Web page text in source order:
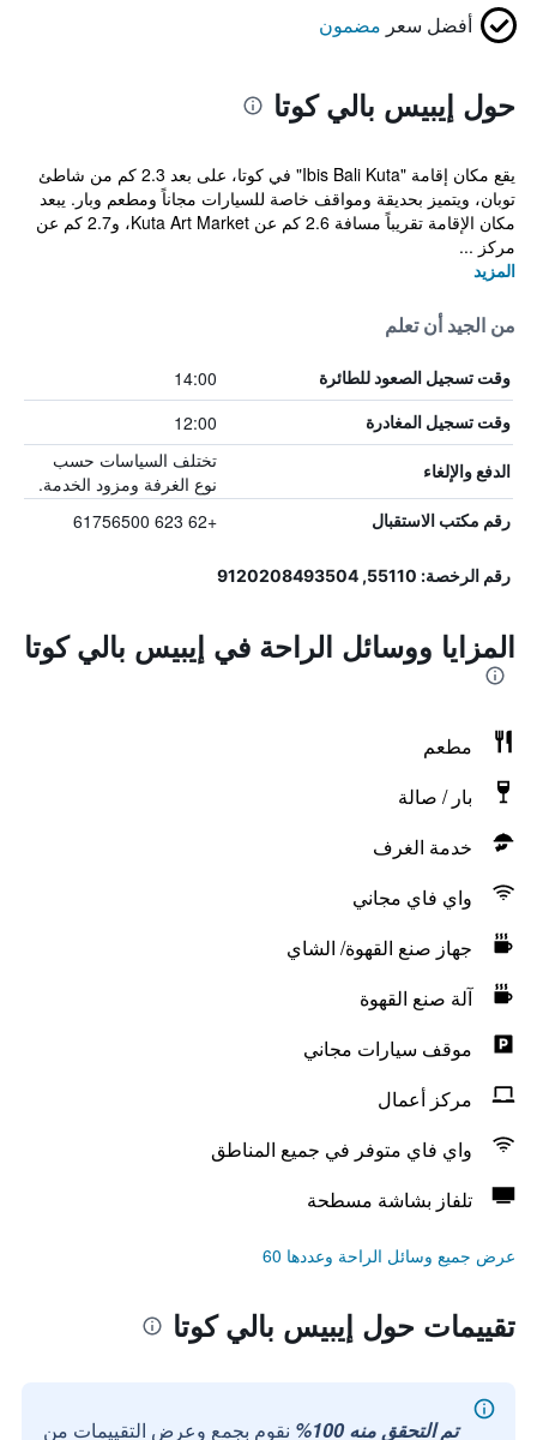
أفضل سعر مضمون
حول إيبيس بالي كوتا
يقع مكان إقامة "Ibis Bali Kuta" في كوتا، على بعد 2.3 كم من شاطئ
توبان، ويتميز بحديقة ومواقف خاصة للسيارات مجاناً ومطعم وبار. يبعد
مكان الإقامة تقريباً مسافة 2.6 كم عن Kuta Art Market، و2.7 كم عن
مركز ...
المزيد
من الجيد أن تعلم
وقت تسجيل الصعود للطائرة 14:00
وقت تسجيل المغادرة 12:00
الدفع والإلغاء
تختلف السياسات حسب
نوع الغرفة ومزود الخدمة.
رقم مكتب الاستقبال +62 623 61756500
رقم الرخصة: 55110, 9120208493504
المزايا ووسائل الراحة في إيبيس بالي كوتا
مطعم
بار / صالة
خدمة الغرف
واي فاي مجاني
جهاز صنع القهوة/ الشاي
آلة صنع القهوة
موقف سيارات مجاني
مركز أعمال
واي فاي متوفر في جميع المناطق
تلفاز بشاشة مسطحة
عرض جميع وسائل الراحة وعددها 60
تقييمات حول إيبيس بالي كوتا
تم التحقق منه 100% نقوم بجمع وعرض التقييمات من